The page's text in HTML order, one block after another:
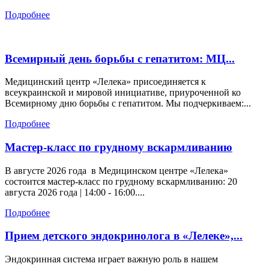
Подробнее
Всемирный день борьбы с гепатитом: МЦ...
Медицинский центр «Лелека» присоединяется к
всеукраинской и мировой инициативе, приуроченной ко
Всемирному дню борьбы с гепатитом. Мы подчеркиваем:...
Подробнее
Мастер-класс по грудному вскармливанию
В августе 2026 года в Медицинском центре «Лелека»
состоится мастер-класс по грудному вскармливанию: 20
августа 2026 года | 14:00 - 16:00....
Подробнее
Прием детского эндокринолога в «Лелеке»,...
Эндокринная система играет важную роль в нашем